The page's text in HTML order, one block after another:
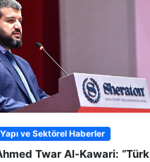
Yapı ve Sektörel Haberler
Twar Al-Kawari: “Türk